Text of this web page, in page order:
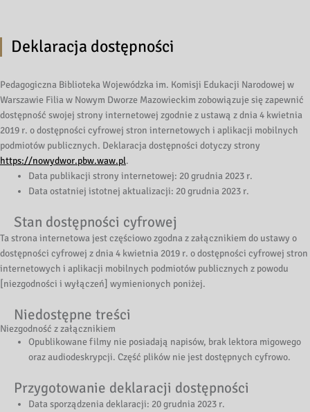
Deklaracja dostępności
Pedagogiczna Biblioteka Wojewódzka im. Komisji Edukacji Narodowej w
Warszawie Filia w Nowym Dworze Mazowieckim zobowiązuje się zapewnić
dostępność swojej strony internetowej zgodnie z ustawą z dnia 4 kwietnia
2019 r. o dostępności cyfrowej stron internetowych i aplikacji mobilnych
podmiotów publicznych. Deklaracja dostępności dotyczy strony
https://nowydwor.pbw.waw.pl.
Data publikacji strony internetowej: 20 grudnia 2023 r.
Data ostatniej istotnej aktualizacji: 20 grudnia 2023 r.
Stan dostępności cyfrowej
Ta strona internetowa jest częściowo zgodna z załącznikiem do ustawy o
dostępności cyfrowej z dnia 4 kwietnia 2019 r. o dostępności cyfrowej stron
internetowych i aplikacji mobilnych podmiotów publicznych z powodu
[niezgodności i wyłączeń] wymienionych poniżej.
Niedostępne treści
Niezgodność z załącznikiem
Opublikowane filmy nie posiadają napisów, brak lektora migowego
oraz audiodeskrypcji. Część plików nie jest dostępnych cyfrowo.
Przygotowanie deklaracji dostępności
Data sporządzenia deklaracji: 20 grudnia 2023 r.